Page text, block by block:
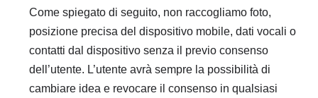
Come spiegato di seguito, non raccogliamo foto,
posizione precisa del dispositivo mobile, dati vocali o
contatti dal dispositivo senza il previo consenso
dell’utente. L’utente avrà sempre la possibilità di
cambiare idea e revocare il consenso in qualsiasi